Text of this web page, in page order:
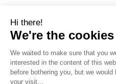
Hi there!
We're the cookies
We waited to make sure that you
interested in the content of this
before bothering you, but we
your visit...